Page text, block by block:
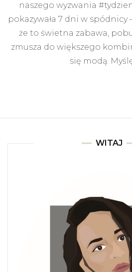
naszego wyzwania
pokazywała 7 dni w spódnicy
że to świetna zabawa,
zmusza do większego
się modą.
WITAJ